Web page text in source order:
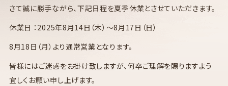
さて誠に勝手ながら、下記日程を夏季休業とさせていただきます。
休業日 ：2025年8月14日（木）～8月17日（日）
8月18日（月）より通常営業となります。
皆様にはご迷惑をお掛け致しますが、何卒ご理解を賜りますよう
宜しくお願い申し上げます。